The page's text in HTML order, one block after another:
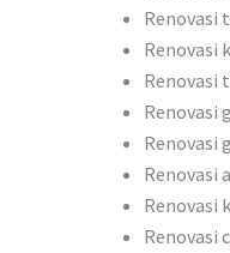
Renovasi
Renovasi
Renovasi
Renovasi
Renovasi
Renovasi
Renovasi
Renovasi